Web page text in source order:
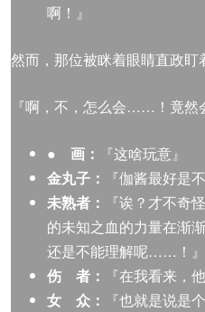
啊！』
然而，那位被眯着眼睛直政盯
『啊，不，怎么会……！竟
● 画：
『这啥玩意』
金丸子：
『伽酱最好是
未熟者：
『诶？才不奇
的未知之血的力量在渐
还是不能理解呢……！』
伤 者：
『在我看来，
女 众：
『也就是说是